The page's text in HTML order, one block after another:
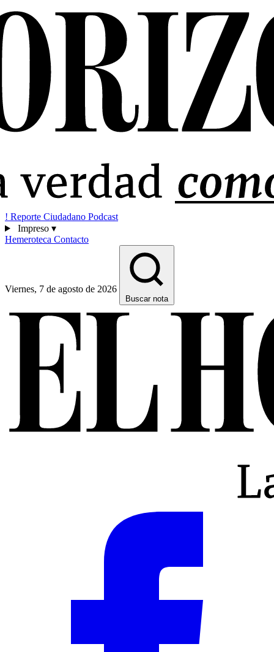
! Reporte Ciudadano Podcast
Impreso ▾
Hemeroteca Contacto
Viernes, 7 de agosto de 2026
Buscar nota